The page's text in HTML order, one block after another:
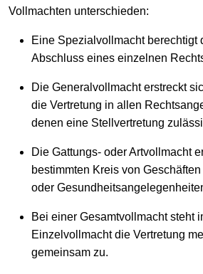
Vollmachten unterschieden:
Eine Spezialvollmacht berechtigt
Abschluss eines einzelnen
Die Generalvollmacht erstreckt
die Vertretung in allen
denen eine Stellvertretung
Die Gattungs- oder Artvollmacht
bestimmten Kreis von
oder
Bei einer Gesamtvollmacht steht
Einzelvollmacht die Vertretung
gemeinsam zu.